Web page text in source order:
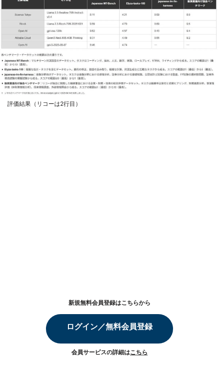
評価結果（リコーは2行目）
新規無料会員登録はこちらから
ログイン／無料会員登録
会員サービスの詳細はこちら